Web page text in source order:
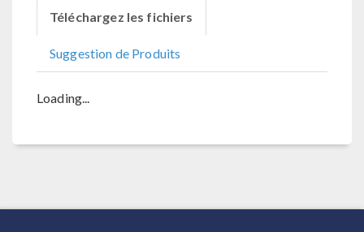
Téléchargez les fichiers
Suggestion de Produits
Loading...